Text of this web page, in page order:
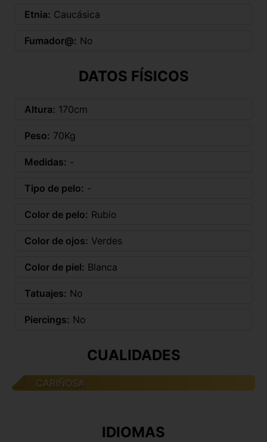
Etnia: Caucásica
Fumador@: No
DATOS FÍSICOS
Altura: 170cm
Peso: 70Kg
Medidas: -
Tipo de pelo: -
Color de pelo: Rubio
Color de ojos: Verdes
Color de piel: Blanca
Tatuajes: No
Piercings: No
CUALIDADES
CARIÑOSA
IDIOMAS